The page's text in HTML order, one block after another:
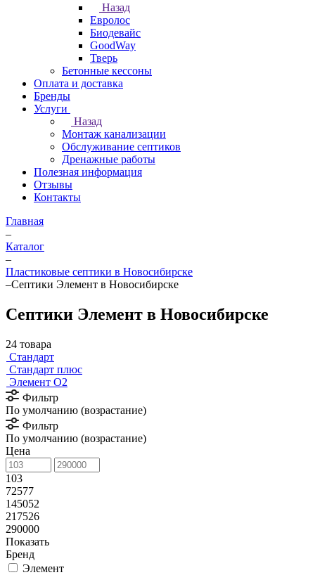
Назад
Евролос
Биодевайс
GoodWay
Тверь
Бетонные кессоны
Оплата и доставка
Бренды
Услуги
Назад
Монтаж канализации
Обслуживание септиков
Дренажные работы
Полезная информация
Отзывы
Контакты
Главная
–
Каталог
–
Пластиковые септики в Новосибирске
–Септики Элемент в Новосибирске
Септики Элемент в Новосибирске
24 товара
Стандарт
Стандарт плюс
Элемент О2
Фильтр
По умолчанию (возрастание)
Фильтр
По умолчанию (возрастание)
Цена
103
72577
145052
217526
290000
Показать
Бренд
Элемент